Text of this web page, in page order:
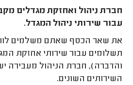
חברת ניהול ואחזקת מגדלים
עבור שירותי ניהול המגדל.
את שאר הכסף שאתם משלמים
תשלומים עבור שירותי אחזקת
והדברה), חברת הניהול מעבירה
השירותים השונים.